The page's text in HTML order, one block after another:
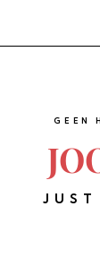
GEEN